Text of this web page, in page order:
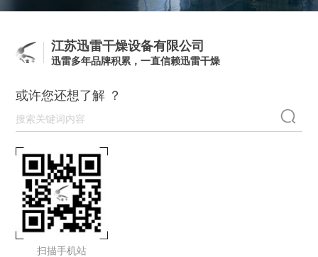
江苏迅雷干燥设备有限公司
迅雷多年品牌积累，一直信赖迅雷干燥
或许您还想了解 ？
扫描手机站